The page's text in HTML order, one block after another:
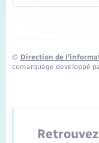
© Direction de
comarquage developpé